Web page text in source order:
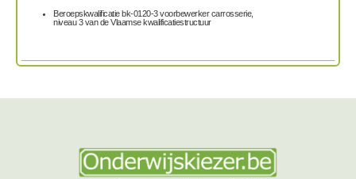
Beroepskwalificatie bk-0120-3 voorbewerker carrosserie,
niveau 3 van de Vlaamse kwalificatiestructuur